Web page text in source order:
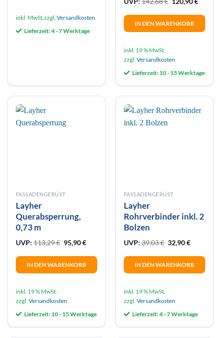
Produkt
mehrere
können
auf
der
Produktseite
gewählt
inkl. MwSt.zzgl. Versandkosten
Lieferzeit:4 - 7 Werktage
IN DEN WARENKORB
inkl. 19 % MwSt.
zzgl. Versandkosten
Lieferzeit: 10 - 15 Werktage
FASSADENGERÜST
Layher
Querabsperrung,
0,73 m
UVP: 113,29€ Ursprünglicher Preis war: 113,29 €
95,90€Aktueller Preis ist: 95,90 €.
IN DEN WARENKORB
inkl. 19 % MwSt.
zzgl. Versandkosten
Lieferzeit: 10 - 15 Werktage
FASSADENGERÜST
Layher
Rohrverbinder inkl. 2
Bolzen
UVP: 39,03€ Ursprünglicher
32,90€Aktueller
IN DEN WARENKORB
inkl. 19 % MwSt.
zzgl. Versandkosten
Lieferzeit:4 - 7 Werktage